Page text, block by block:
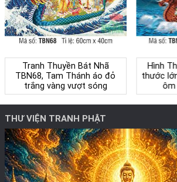
Tranh Thuyền Bát Nhã
TBN68, Tam Thánh áo đỏ
trắng vàng vượt sóng
Hình
thước
ôm
THƯ VIỆN TRANH PHẬT